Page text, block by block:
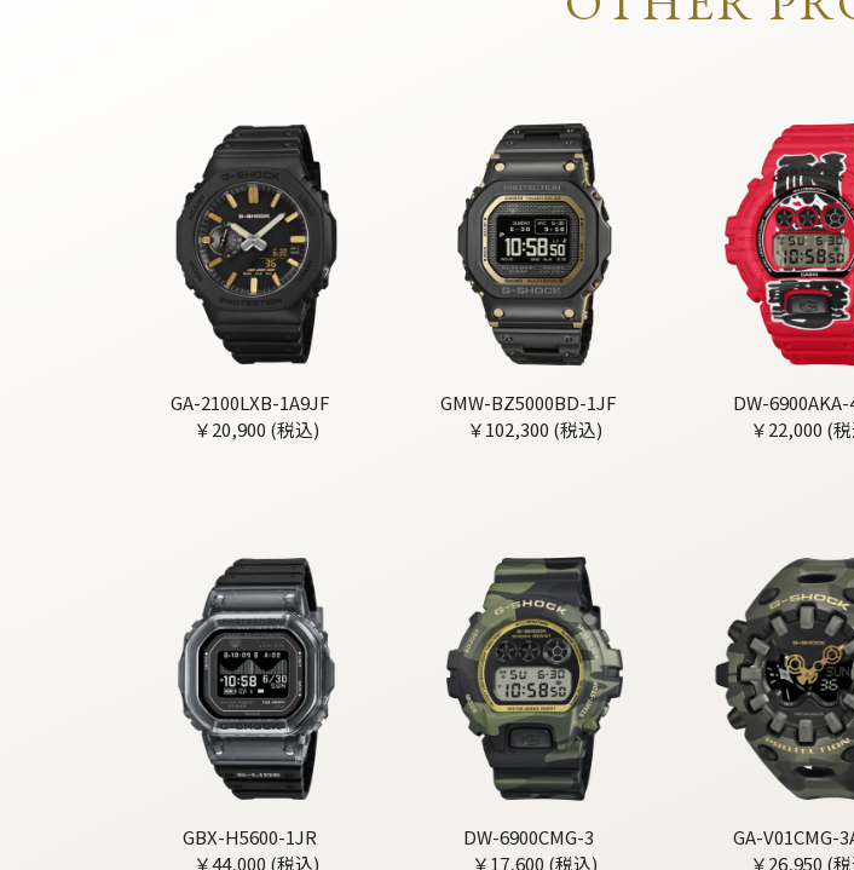
GA-2100LXB-1A9JF
￥20,900 (税込)
GMW-BZ5000BD-1JF
￥102,300 (税込)
DW-6900AKA-
￥22,000 (
GBX-H5600-1JR
￥44,000 (税込)
DW-6900CMG-3
￥17,600 (税込)
GA-V01CMG-
￥26,950 (